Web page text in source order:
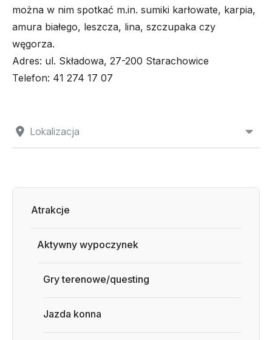
Lokalizacja
można w nim spotkać m.in. sumiki karłowate, karpia,
amura białego, leszcza, lina, szczupaka czy
węgorza.
Adres: ul. Składowa, 27-200 Starachowice
Telefon: 41 274 17 07
Atrakcje
Aktywny wypoczynek
Gry terenowe/questing
Jazda konna